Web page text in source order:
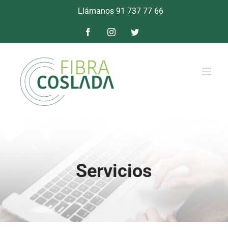
Llámanos 91 737 77 66
FacebookInstagramTwitter
Servicios